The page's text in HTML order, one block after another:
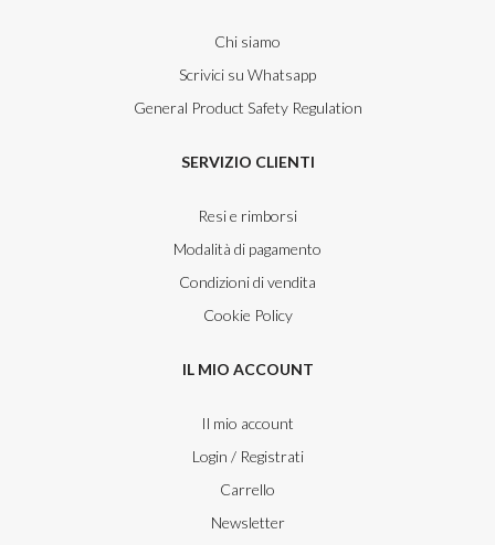
Chi siamo
Scrivici su Whatsapp
General Product Safety Regulation
SERVIZIO CLIENTI
Resi e rimborsi
Modalità di pagamento
Condizioni di vendita
Cookie Policy
IL MIO ACCOUNT
Il mio account
Login / Registrati
Carrello
Newsletter